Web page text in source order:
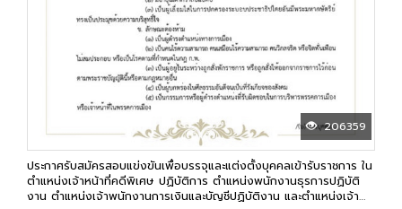
206359
ประกาศรับสมัครสอบแข่งขันเพื่อบรรจุและแต่งตั้งบุคคลเข้ารับราชการ ใน
ตำแหน่งเจ้าหน้าที่คดีพิเศษ ปฏิบัติการ ตำแหน่งพนักงานธุรการปฏิบัติ
งาน ตำแหน่งเจ้าพนักงานการเงินและบัญชีปฏิบัติงาน และตำแหน่งเจ้า